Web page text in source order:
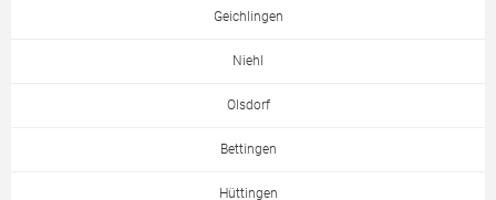
Geichlingen
Niehl
Olsdorf
Bettingen
Hüttingen